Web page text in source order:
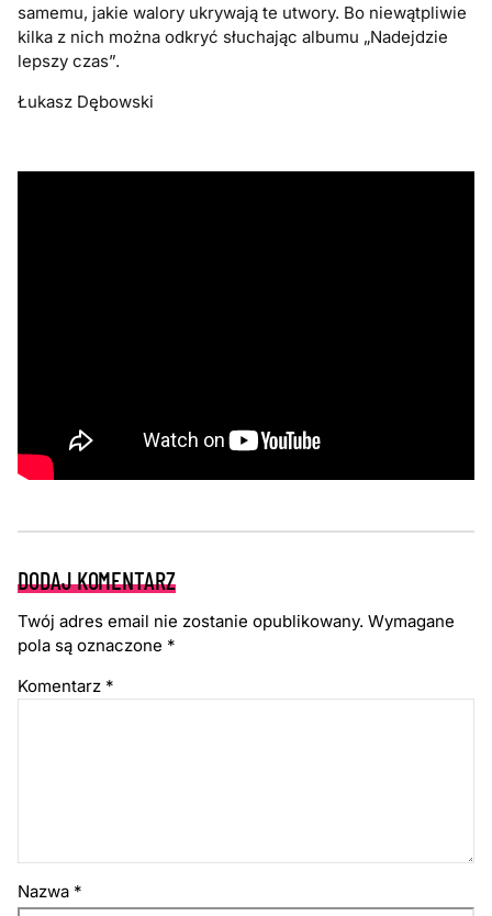
samemu, jakie walory ukrywają te utwory. Bo niewątpliwie
kilka z nich można odkryć słuchając albumu „Nadejdzie
lepszy czas”.
Łukasz Dębowski
DODAJ KOMENTARZ
Twój adres email nie zostanie opublikowany. Wymagane
pola są oznaczone *
Komentarz *
Nazwa *